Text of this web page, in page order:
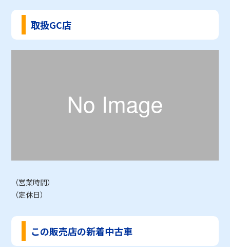
取扱GC店
（営業時間）
（定休日）
この販売店の新着中古車